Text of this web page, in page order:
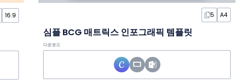
16:9 5 A4
심플 BCG 매트릭스 인포그래픽 템플릿
다운로드